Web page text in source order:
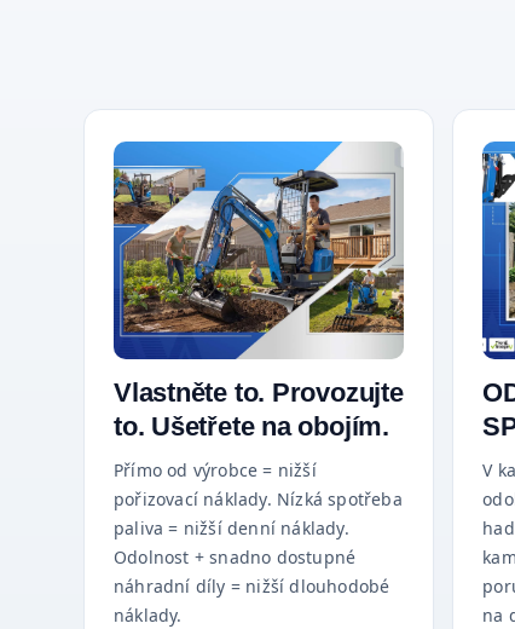
Vlastněte to. Provozujte
to. Ušetřete na obojím.
Přímo od výrobce = nižší
pořizovací náklady. Nízká spotřeba
paliva = nižší denní náklady.
Odolnost + snadno dostupné
náhradní díly = nižší dlouhodobé
náklady.
V
na